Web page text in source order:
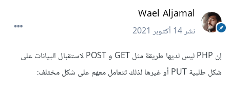
Wael Aljamal
نشر14 أكتوبر 2021
إن PHP ليس لديها طريقة مثل GET و POST لاستقبال البيانات على
شكل طلبية PUT أو غيرها لذلك تتعامل معهم على شكل مختلف: